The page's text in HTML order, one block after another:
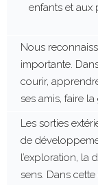
enfants et aux
Nous
importante.
courir,
ses amis, faire
Les sorties
de
l’exploration, la
sens. Dans